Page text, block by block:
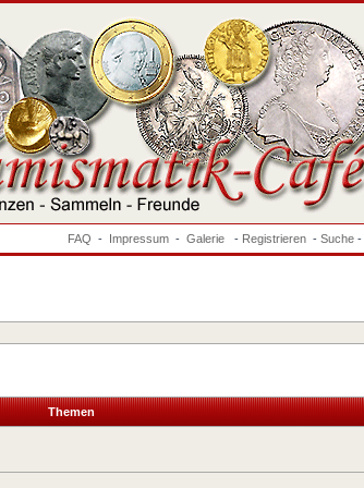
FAQ - Impressum - Galerie - Registrieren - Suche -
Themen